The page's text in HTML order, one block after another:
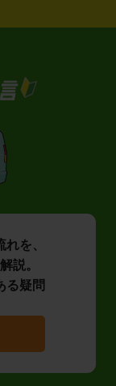
を、
説。
る疑問